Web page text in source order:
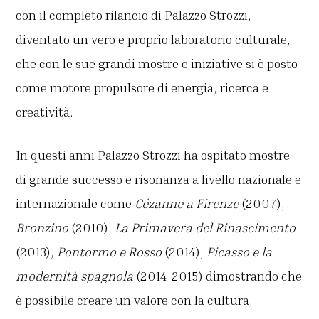
con il completo rilancio di Palazzo Strozzi,
diventato un vero e proprio laboratorio culturale,
che con le sue grandi mostre e iniziative si è posto
come motore propulsore di energia, ricerca e
creatività.
In questi anni Palazzo Strozzi ha ospitato mostre
di grande successo e risonanza a livello nazionale e
internazionale come Cézanne a Firenze(2007),
Bronzino (2010), La Primavera del Rinascimento
(2013), Pontormo e Rosso (2014), Picasso e la
modernità spagnola (2014-2015) dimostrando che
è possibile creare un valore con la cultura.